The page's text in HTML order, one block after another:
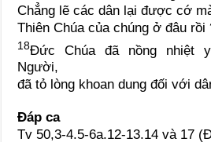
Chẳng lẽ các dân lại được cớ
Thiên Chúa của chúng ở đâu rồi
18Đức Chúa đã nồng nhiệt
Người,
đã tỏ lòng khoan dung đối với
Đáp ca
Tv 50,3-4.5-6a.12-13.14 và 17